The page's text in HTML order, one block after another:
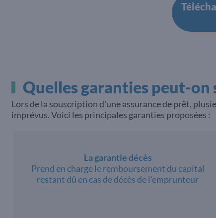
Quelles garanties peut-on
Lors de la souscription d'une assurance de prêt,
imprévus. Voici les principales garanties proposées :
La garantie décès
Prend en charge le remboursement du capital
restant dû en cas de décès de l'emprunteur